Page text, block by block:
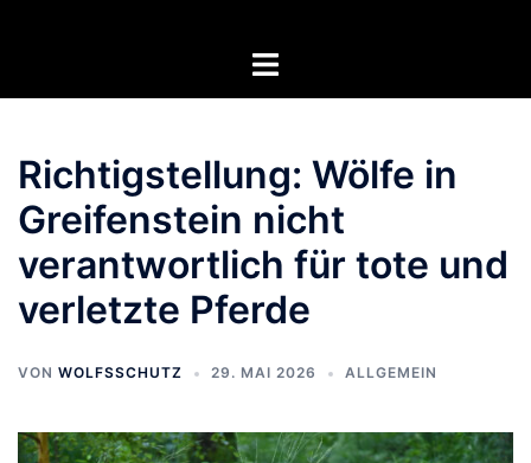
Menü
Richtigstellung: Wölfe in
Greifenstein nicht
verantwortlich für tote und
verletzte Pferde
VON WOLFSSCHUTZ 29. MAI 2026 ALLGEMEIN